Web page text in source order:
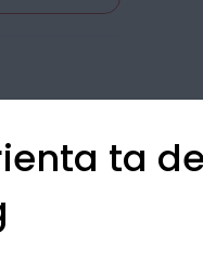
ta de